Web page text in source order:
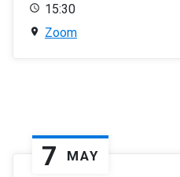
15:30
Zoom
7 MAY